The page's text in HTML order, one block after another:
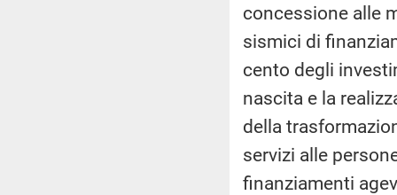
concessione alle
sismici di
cento degli
nascita e la
della
servizi alle
finanziamenti